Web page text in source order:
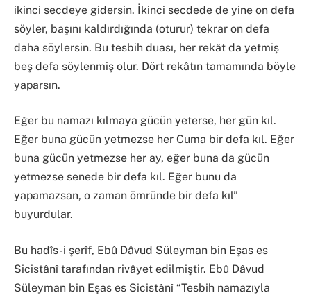
ikinci secdeye gidersin. İkinci secdede de yine on defa
söyler, başını kaldırdığında (oturur) tekrar on defa
daha söylersin. Bu tesbih duası, her rekât da yetmiş
beş defa söylenmiş olur. Dört rekâtın tamamında böyle
yaparsın.
Eğer bu namazı kılmaya gücün yeterse, her gün kıl.
Eğer buna gücün yetmezse her Cuma bir defa kıl. Eğer
buna gücün yetmezse her ay, eğer buna da gücün
yetmezse senede bir defa kıl. Eğer bunu da
yapamazsan, o zaman ömründe bir defa kıl”
buyurdular.
Bu hadîs-i şerîf, Ebû Dâvud Süleyman bin Eşas es
Sicistânî tarafından rivâyet edilmiştir. Ebû Dâvud
Süleyman bin Eşas es Sicistânî “Tesbih namazıyla